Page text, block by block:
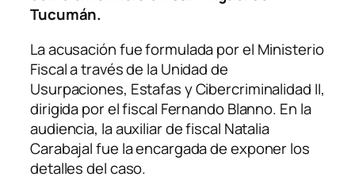
Tucumán.
La acusación fue formulada por el Ministerio
Fiscal a través de la Unidad de
Usurpaciones, Estafas y Cibercriminalidad II,
dirigida por el fiscal Fernando Blanno. En la
audiencia, la auxiliar de fiscal Natalia
Carabajal fue la encargada de exponer los
detalles del caso.